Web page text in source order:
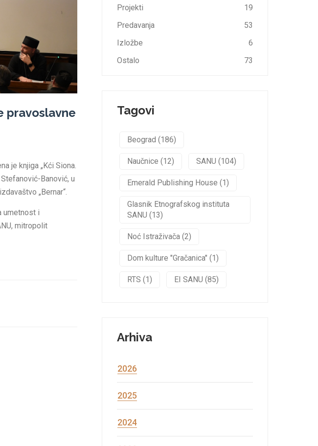
pravoslavne
je knjiga „Kći Siona.
Banović, u
„Bernar“.
umetnost i
mitropolit
Projekti
19
Predavanja
53
Izložbe
6
Ostalo
73
Tagovi
Beograd (186)
Naučnice (12) SANU (104)
Emerald Publishing House (1)
Glasnik Etnografskog instituta
SANU (13)
Noć Istraživača (2)
Dom kulture "Gračanica" (1)
RTS (1) EI SANU (85)
Arhiva
2026
2025
2024